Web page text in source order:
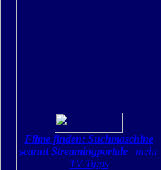
Filme finden: Suchmaschine
scannt Streamingportale | mehr
TV-Tipps